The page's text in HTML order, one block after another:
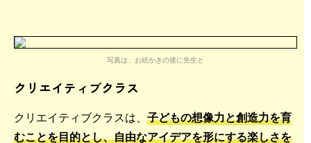
写真は、お絵かきの後に先生と
クリエイティブクラス
クリエイティブクラスは、 子どもの想像力と創造力を育
むことを目的とし、自由なアイデアを形にする楽しさを